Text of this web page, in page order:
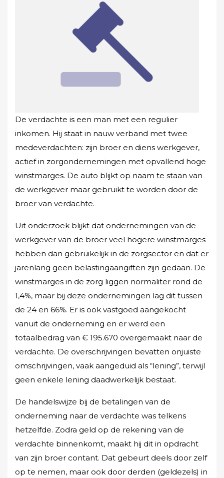
De verdachte is een man met een regulier
inkomen. Hij staat in nauw verband met twee
medeverdachten: zijn broer en diens werkgever,
actief in zorgondernemingen met opvallend hoge
winstmarges. De auto blijkt op naam te staan van
de werkgever maar gebruikt te worden door de
broer van verdachte.
Uit onderzoek blijkt dat ondernemingen van de
werkgever van de broer veel hogere winstmarges
hebben dan gebruikelijk in de zorgsector en dat er
jarenlang geen belastingaangiften zijn gedaan. De
winstmarges in de zorg liggen normaliter rond de
1,4%, maar bij deze ondernemingen lag dit tussen
de 24 en 66%. Er is ook vastgoed aangekocht
vanuit de onderneming en er werd een
totaalbedrag van € 195.670 overgemaakt naar de
verdachte. De overschrijvingen bevatten onjuiste
omschrijvingen, vaak aangeduid als “lening”, terwijl
geen enkele lening daadwerkelijk bestaat.
De handelswijze bij de betalingen van de
onderneming naar de verdachte was telkens
hetzelfde. Zodra geld op de rekening van de
verdachte binnenkomt, maakt hij dit in opdracht
van zijn broer contant. Dat gebeurt deels door zelf
op te nemen, maar ook door derden (geldezels) in